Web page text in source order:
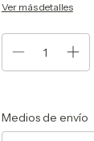
Ver más detalles
Entregas para el CP:
Medios de envío